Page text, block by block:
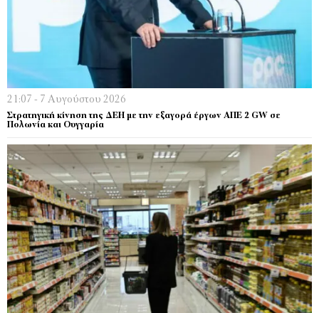
21:07 - 7 Αυγούστου 2026
Στρατηγική κίνηση της ΔΕΗ με την εξαγορά έργων ΑΠΕ 2 GW σε
Πολωνία και Ουγγαρία